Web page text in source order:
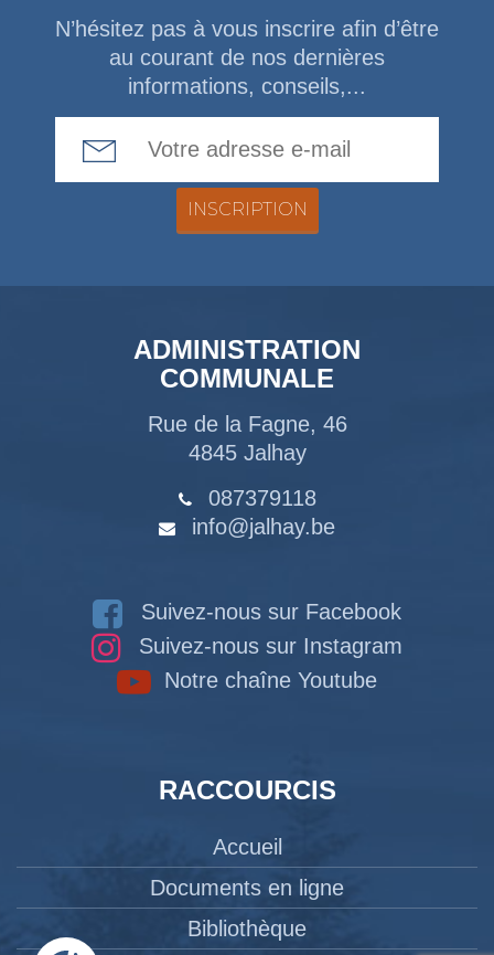
N’hésitez pas à vous inscrire afin d’être
au courant de nos dernières
informations, conseils,...
ADMINISTRATION
COMMUNALE
Rue de la Fagne, 46
4845 Jalhay
087379118
info@jalhay.be
Suivez-nous sur Facebook
Suivez-nous sur Instagram
Notre chaîne Youtube
RACCOURCIS
Accueil
Documents en ligne
Bibliothèque